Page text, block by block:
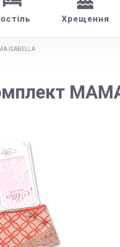
Хрещення
ISABELLA